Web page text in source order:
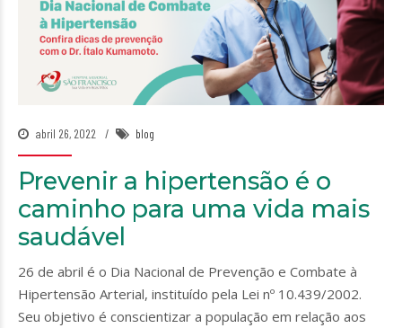
abril 26, 2022 blog
Prevenir a hipertensão é o
caminho para uma vida mais
saudável
26 de abril é o Dia Nacional de Prevenção e Combate à
Hipertensão Arterial, instituído pela Lei nº 10.439/2002.
Seu objetivo é conscientizar a população em relação aos